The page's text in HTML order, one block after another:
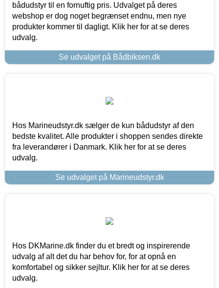
bådudstyr til en fornuftig pris. Udvalget på deres
webshop er dog noget begrænset endnu, men nye
produkter kommer til dagligt. Klik her for at se deres
udvalg.
Se udvalget på Bådbiksen.dk
Hos Marineudstyr.dk sælger de kun bådudstyr af den
bedste kvalitet. Alle produkter i shoppen sendes direkte
fra leverandører i Danmark. Klik her for at se deres
udvalg.
Se udvalget på Marineudstyr.dk
Hos DKMarine.dk finder du et bredt og inspirerende
udvalg af alt det du har behov for, for at opnå en
komfortabel og sikker sejltur. Klik her for at se deres
udvalg.